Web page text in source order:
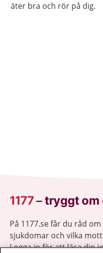
äter bra och rör på dig.
1177–tryggt om
På 1177.se får du råd
sjukdomar och vilka
Logga in för att läsa din